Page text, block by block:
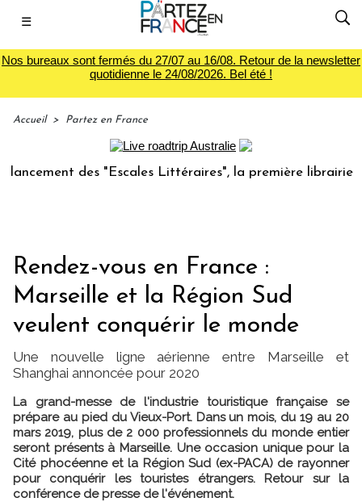
☰
Nos bureaux sont fermés du 27/07 au 16/08. Retour de la newsletter
quotidienne le 24/08/2026. Bel été !
Accueil > Partez en France
des "Escales Littéraires", la première librairie du
Rendez-vous en France :
Marseille et la Région Sud
veulent conquérir le monde
Une nouvelle ligne aérienne entre Marseille et
Shanghai annoncée pour 2020
La grand-messe de l'industrie touristique française se
prépare au pied du Vieux-Port. Dans un mois, du 19 au 20
mars 2019, plus de 2 000 professionnels du monde entier
seront présents à Marseille. Une occasion unique pour la
Cité phocéenne et la Région Sud (ex-PACA) de rayonner
pour conquérir les touristes étrangers. Retour sur la
conférence de presse de l'événement.